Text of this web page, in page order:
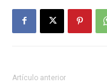
Artículo anterior